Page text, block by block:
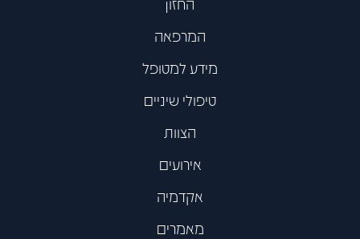
המרפאה
מידע למטופל
טיפולי שיניים
הצוות
אירועים
אקדמיה
מאמרים